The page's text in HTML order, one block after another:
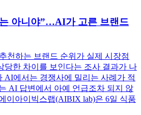
아니야”…AI가 고른 브랜드
천하는 브랜드 순위가 실제 시장점
당한 차이를 보인다는 조사 결과가 나
AI에서는 경쟁사에 밀리는 사례가 적
AI 답변에서 아예 언급조차 되지 않
이아이빅스랩(AIBIX lab)은 6일 식품